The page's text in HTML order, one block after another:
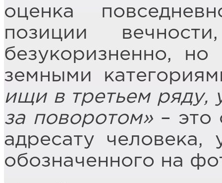
оценка
позиции
безукоризненно,
земными
ищи в третьем ряду,
за поворотом»– это
адресату
обозначенного на